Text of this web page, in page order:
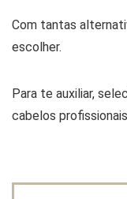
Com tantas
escolher.
Para te auxiliar,
cabelos